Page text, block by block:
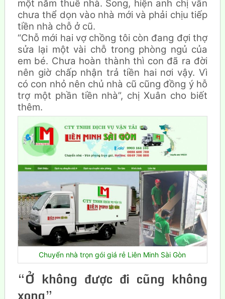
một năm thuê nhà. Song, hiện anh chị vẫn
chưa thể dọn vào nhà mới và phải chịu tiếp
tiền nhà chỗ ở cũ.
“Chỗ mới hai vợ chồng tôi còn đang đợi thợ
sửa lại một vài chỗ trong phòng ngủ của
em bé. Chưa hoàn thành thì con đã ra đời
nên giờ chấp nhận trả tiền hai nơi vậy. Vì
có con nhỏ nên chủ nhà cũ cũng đồng ý hỗ
trợ một phần tiền nhà”, chị Xuân cho biết
thêm.
Chuyển nhà trọn gói giá rẻ Liên Minh Sài Gòn
“Ở không được đi cũng không